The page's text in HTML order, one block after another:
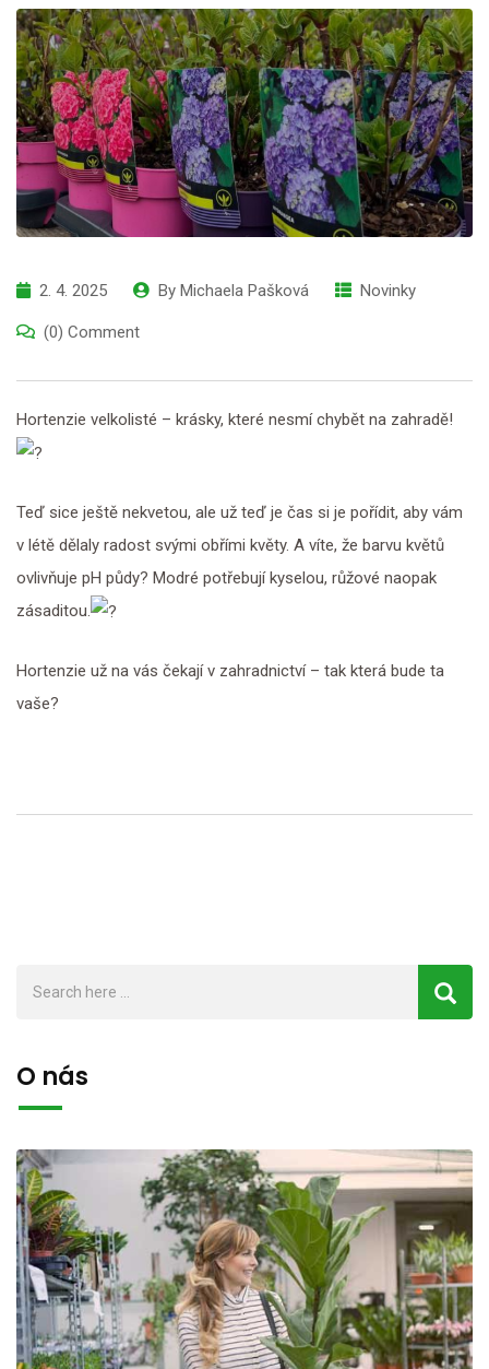
2. 4. 2025 By Michaela Pašková Novinky
(0) Comment
Hortenzie velkolisté – krásky, které nesmí chybět na zahradě!
Teď sice ještě nekvetou, ale už teď je čas si je pořídit, aby vám
v létě dělaly radost svými obřími květy. A víte, že barvu květů
ovlivňuje pH půdy? Modré potřebují kyselou, růžové naopak
zásaditou.
Hortenzie už na vás čekají v zahradnictví – tak která bude ta
vaše?
O nás